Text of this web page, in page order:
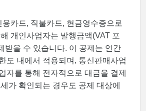
용카드, 직불카드, 현금영수증으로
개인사업자는 발행금액(VAT 포
받을 수 있습니다. 이 공제는 연간
도 내에서 적용되며, 통신판매사업
자를 통해 전자적으로 대금을 결제
가 확인되는 경우도 공제 대상에